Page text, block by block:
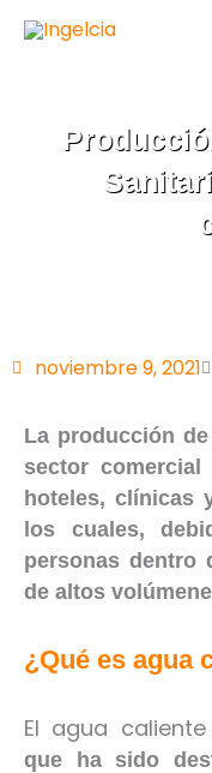
noviembre 9, 2021
La producción
sector
hoteles, clínicas
los cuales,
personas dentro
de altos
¿Qué es agua
El agua
que ha sido